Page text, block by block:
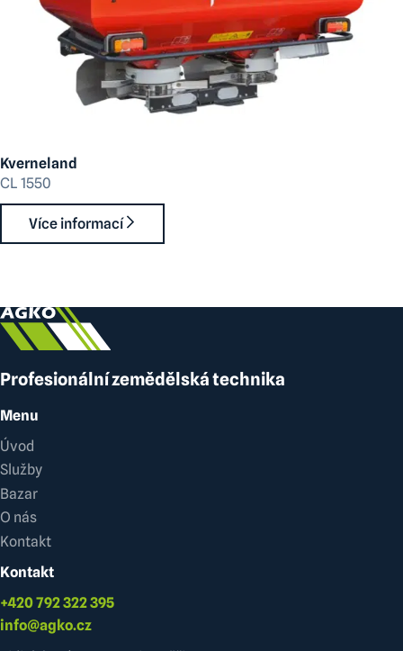
Kverneland
CL 1550
Více informací
Profesionální zemědělská technika
Menu
Úvod
Služby
Bazar
O nás
Kontakt
Kontakt
+420 792 322 395
info@agko.cz